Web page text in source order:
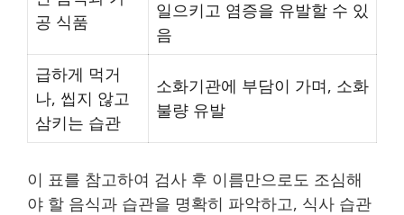
공 식품
일으키고 염증을 유발할 수 있
음
급하게 먹거
나, 씹지 않고
삼키는 습관
소화기관에 부담이 가며, 소화
불량 유발
이 표를 참고하여 검사 후 이름만으로도 조심해
야 할 음식과 습관을 명확히 파악하고, 식사 습관